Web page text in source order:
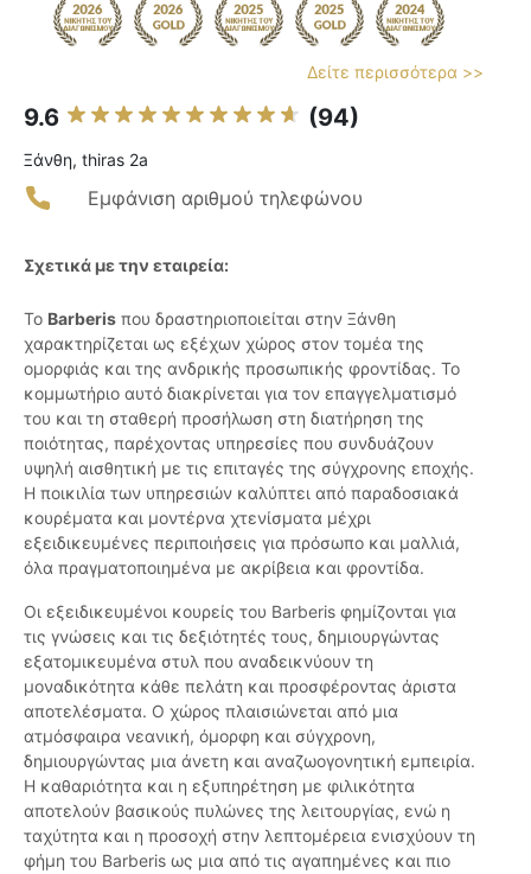
Δείτε περισσότερα >>
9.6 (94)
Ξάνθη, thiras 2a
Εμφάνιση αριθμού τηλεφώνου
Σχετικά με την εταιρεία:
Το Barberis που δραστηριοποιείται στην Ξάνθη
χαρακτηρίζεται ως εξέχων χώρος στον τομέα της
ομορφιάς και της ανδρικής προσωπικής φροντίδας. Το
κομμωτήριο αυτό διακρίνεται για τον επαγγελματισμό
του και τη σταθερή προσήλωση στη διατήρηση της
ποιότητας, παρέχοντας υπηρεσίες που συνδυάζουν
υψηλή αισθητική με τις επιταγές της σύγχρονης εποχής.
Η ποικιλία των υπηρεσιών καλύπτει από παραδοσιακά
κουρέματα και μοντέρνα χτενίσματα μέχρι
εξειδικευμένες περιποιήσεις για πρόσωπο και μαλλιά,
όλα πραγματοποιημένα με ακρίβεια και φροντίδα.
Οι εξειδικευμένοι κουρείς του Barberis φημίζονται για
τις γνώσεις και τις δεξιότητές τους, δημιουργώντας
εξατομικευμένα στυλ που αναδεικνύουν τη
μοναδικότητα κάθε πελάτη και προσφέροντας άριστα
αποτελέσματα. Ο χώρος πλαισιώνεται από μια
ατμόσφαιρα νεανική, όμορφη και σύγχρονη,
δημιουργώντας μια άνετη και αναζωογονητική εμπειρία.
Η καθαριότητα και η εξυπηρέτηση με φιλικότητα
αποτελούν βασικούς πυλώνες της λειτουργίας, ενώ η
ταχύτητα και η προσοχή στην λεπτομέρεια ενισχύουν τη
φήμη του Barberis ως μια από τις αγαπημένες και πιο